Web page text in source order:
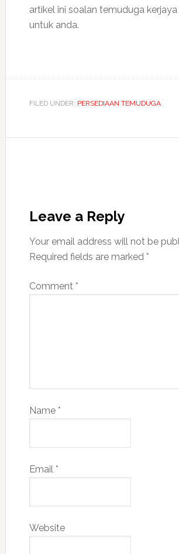
artikel ini soalan temuduga
untuk anda.
FILED UNDER: PERSEDIAAN TEMUDUGA
Leave a Reply
Your email address will not be
Required fields are marked *
Comment *
Name *
Email *
Website